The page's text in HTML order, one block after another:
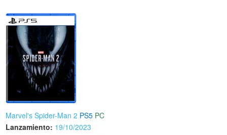
Marvel's Spider-Man 2 PS5 PC
Lanzamiento: 19/10/2023